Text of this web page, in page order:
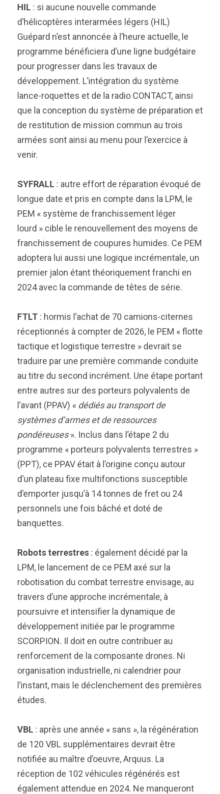
HIL : si aucune nouvelle commande
d’hélicoptères interarmées légers (HIL)
Guépard n’est annoncée à l’heure actuelle, le
programme bénéficiera d’une ligne budgétaire
pour progresser dans les travaux de
développement. L’intégration du système
lance-roquettes et de la radio CONTACT, ainsi
que la conception du système de préparation et
de restitution de mission commun au trois
armées sont ainsi au menu pour l’exercice à
venir.
SYFRALL : autre effort de réparation évoqué de
longue date et pris en compte dans la LPM, le
PEM « système de franchissement léger
lourd » cible le renouvellement des moyens de
franchissement de coupures humides. Ce PEM
adoptera lui aussi une logique incrémentale, un
premier jalon étant théoriquement franchi en
2024 avec la commande de têtes de série.
FTLT : hormis l’achat de 70 camions-citernes
réceptionnés à compter de 2026, le PEM « flotte
tactique et logistique terrestre » devrait se
traduire par une première commande conduite
au titre du second incrément. Une étape portant
entre autres sur des porteurs polyvalents de
l’avant (PPAV) « dédiés au transport de
systèmes d’armes et de ressources
pondéreuses». Inclus dans l’étape 2 du
programme « porteurs polyvalents terrestres »
(PPT), ce PPAV était à l’origine conçu autour
d’un plateau fixe multifonctions susceptible
d’emporter jusqu’à 14 tonnes de fret ou 24
personnels une fois bâché et doté de
banquettes.
Robots terrestres : également décidé par la
LPM, le lancement de ce PEM axé sur la
robotisation du combat terrestre envisage, au
travers d’une approche incrémentale, à
poursuivre et intensifier la dynamique de
développement initiée par le programme
SCORPION. Il doit en outre contribuer au
renforcement de la composante drones. Ni
organisation industrielle, ni calendrier pour
l’instant, mais le déclenchement des premières
études.
VBL : après une année « sans », la régénération
de 120 VBL supplémentaires devrait être
notifiée au maître d’oeuvre, Arquus. La
réception de 102 véhicules régénérés est
également attendue en 2024. Ne manqueront